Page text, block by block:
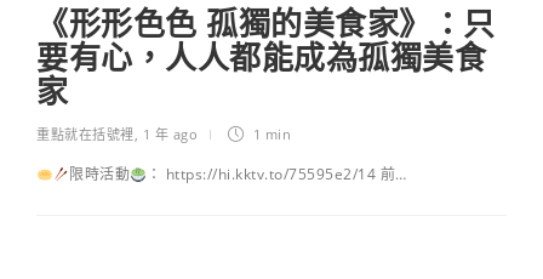
《形形色色 孤獨的美食家》：只
要有心，人人都能成為孤獨美食
家
重點就在括號裡 , 1 年 ago 1 min
限時活動 ： https://hi.kktv.to/75595e2/14 前…